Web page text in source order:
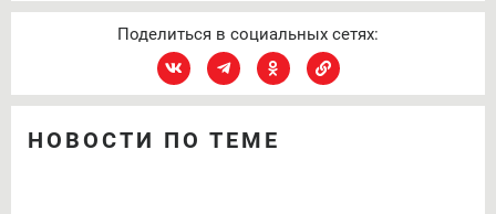
Поделиться в социальных сетях:
НОВОСТИ ПО ТЕМЕ